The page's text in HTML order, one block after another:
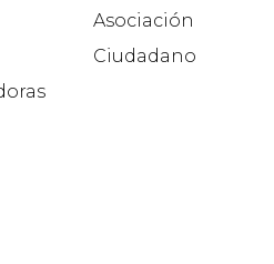
Asociación
Ciudadano